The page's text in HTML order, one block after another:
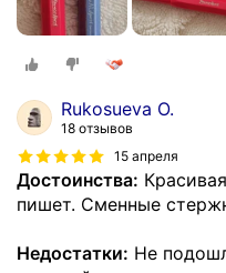
Rukosueva O.
18 отзывов
15 апреля
Достоинства:
пишет. Сменные
Недостатки: Не